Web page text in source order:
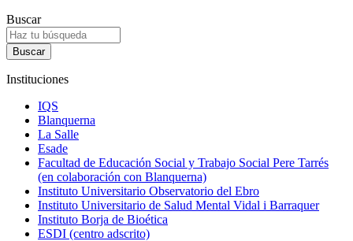
Buscar
Instituciones
IQS
Blanquerna
La Salle
Esade
Facultad de Educación Social y Trabajo Social Pere Tarrés
(en colaboración con Blanquerna)
Instituto Universitario Observatorio del Ebro
Instituto Universitario de Salud Mental Vidal i Barraquer
Instituto Borja de Bioética
ESDI (centro adscrito)